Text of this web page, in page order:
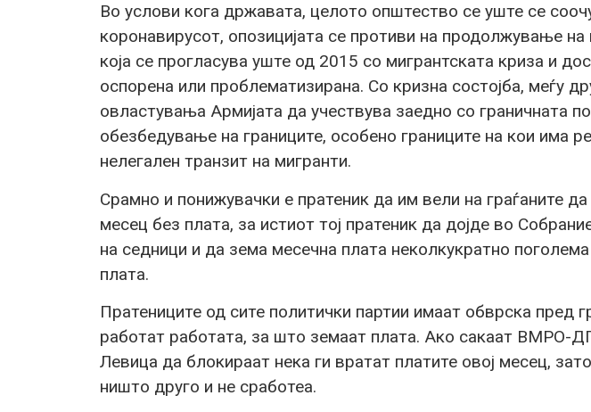
Во услови кога државата, целото општество се уште се
коронавирусот, опозицијата се противи на продолжување на
која се прогласува уште од 2015 со мигрантската криза и
оспорена или проблематизирана. Со кризна состојба, меѓу
овластувања Армијата да учествува заедно со граничната
обезбедување на границите, особено границите на кои има
нелегален транзит на мигранти.
Срамно и понижувачки е пратеник да им вели на граѓаните да
месец без плата, за истиот тој пратеник да дојде во
на седници и да зема месечна плата неколкукратно
плата.
Пратениците од сите политички партии имаат обврска пред
работат работата, за што земаат плата. Ако сакаат ВМРО-
Левица да блокираат нека ги вратат платите овој месец,
ништо друго и не сработеа.